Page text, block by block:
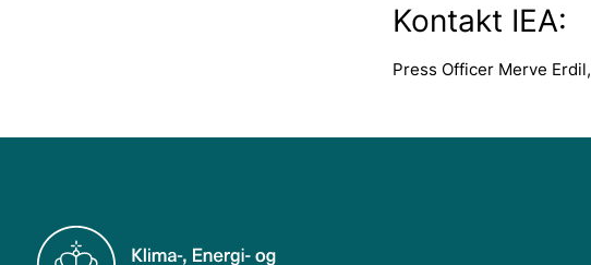
Kontakt IEA:
Press Officer Merve